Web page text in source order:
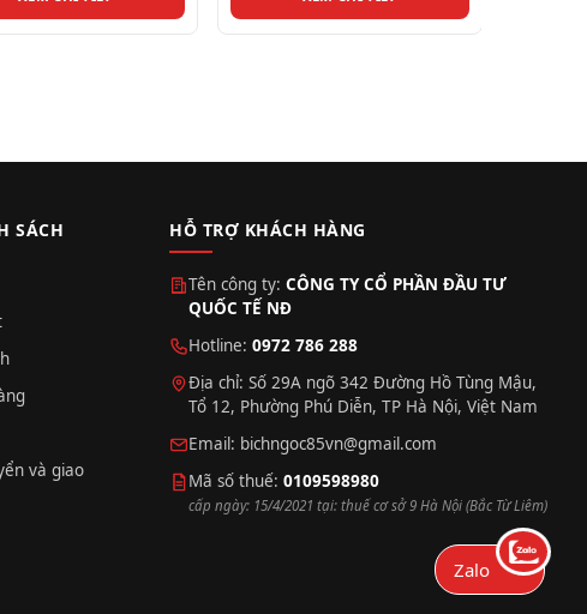
SÁCH
và giao
HỖ TRỢ KHÁCH HÀNG
Tên công ty:CÔNG TY CỔ PHẦN ĐẦU TƯ
QUỐC TẾ NĐ
Hotline:0972 786 288
Địa chỉ: Số 29A ngõ 342 Đường Hồ Tùng Mậu,
Tổ 12, Phường Phú Diễn, TP Hà Nội, Việt Nam
Email: bichngoc85vn@gmail.com
Mã số thuế:0109598980
cấp ngày: 15/4/2021 tại: thuế cơ sở 9 Hà Nội (Bắc Từ Liêm)
Zalo